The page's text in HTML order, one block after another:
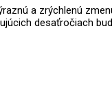
a zrýchlenú
desaťročiach